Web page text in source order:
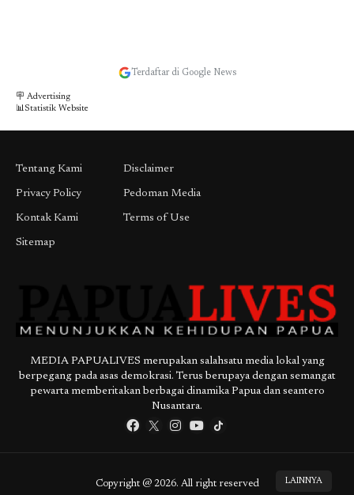
LAINNYA
Terdaftar di Google News
🪧 Advertising
📊Statistik Website
Tentang Kami
Privacy Policy
Kontak Kami
Sitemap
Disclaimer
Pedoman Media
Terms of Use
MEDIA PAPUALIVES merupakan salahsatu media lokal yang
berpegang pada asas demokrasi. Terus berupaya dengan semangat
pewarta memberitakan berbagai dinamika Papua dan seantero
Nusantara.
Copyright @ 2026. All right reserved